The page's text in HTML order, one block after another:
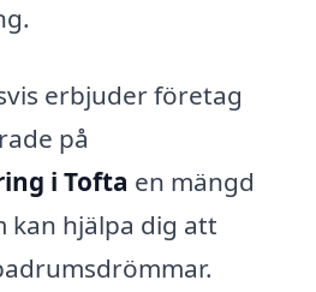
erbjuder företag
på
i Tofta en mängd
kan hjälpa dig att